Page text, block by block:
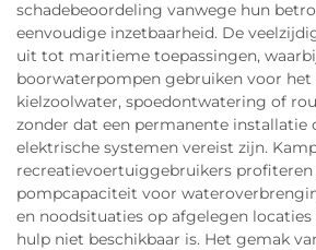
schadebeoordeling vanwege hun
eenvoudige inzetbaarheid. De
uit tot maritieme toepassingen,
boorwaterpompen gebruiken voor het
kielzoolwater, spoedontwatering of
zonder dat een permanente installatie
elektrische systemen vereist zijn.
recreatievoertuiggebruikers profiteren
pompcapaciteit voor
en noodsituaties op afgelegen
hulp niet beschikbaar is. Het gemak